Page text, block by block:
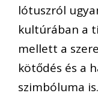
lótuszról
kultúrában a
mellett a
kötődés és a
szimbóluma